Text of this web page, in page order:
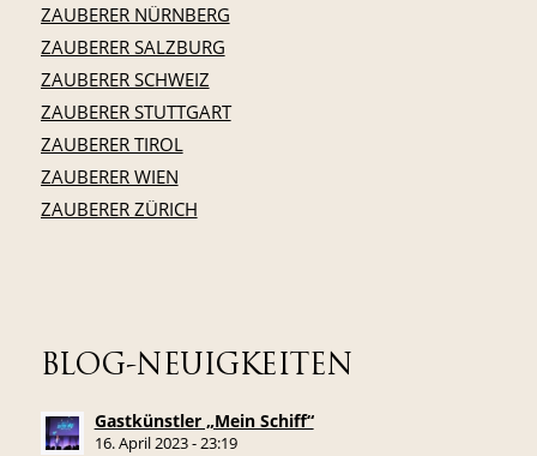
ZAUBERER NÜRNBERG
ZAUBERER SALZBURG
ZAUBERER SCHWEIZ
ZAUBERER STUTTGART
ZAUBERER TIROL
ZAUBERER WIEN
ZAUBERER ZÜRICH
BLOG-NEUIGKEITEN
Gastkünstler „Mein Schiff“
16. April 2023 - 23:19